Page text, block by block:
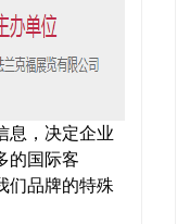
息，决定企业
的国际客
们品牌的特殊